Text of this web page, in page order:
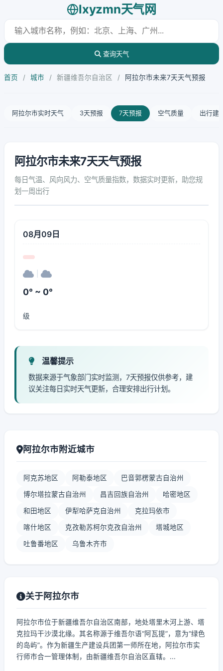
lxyzmn天气网
查询天气
首页 / 城市 / 新疆维吾尔自治区 / 阿拉尔市未来7天天气预报
阿拉尔市实时天气 3天预报 7天预报 空气质量 出行建
阿拉尔市未来7天天气预报
每日气温、风向风力、空气质量指数，数据实时更新，助您规
划一周出行
08月09日
0° ~ 0°
级
温馨提示
数据来源于气象部门实时监测，7天预报仅供参考，建
议关注每日实时天气更新，合理安排出行计划。
阿拉尔市附近城市
阿克苏地区 阿勒泰地区 巴音郭楞蒙古自治州
博尔塔拉蒙古自治州 昌吉回族自治州 哈密地区
和田地区 伊犁哈萨克自治州 克拉玛依市
喀什地区 克孜勒苏柯尔克孜自治州 塔城地区
吐鲁番地区 乌鲁木齐市
关于阿拉尔市
阿拉尔市位于新疆维吾尔自治区南部，地处塔里木河上游、塔
克拉玛干沙漠北缘。其名称源于维吾尔语“阿瓦提”，意为“绿色
的岛屿”。作为新疆生产建设兵团第一师所在地，阿拉尔市实
行师市合一管理体制，由新疆维吾尔自治区直辖。...